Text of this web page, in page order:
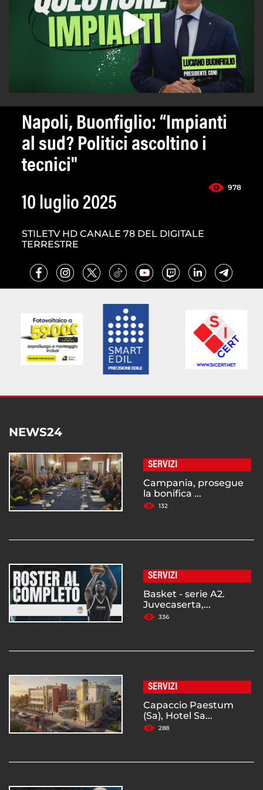
Napoli, Buonfiglio: “Impianti
al sud? Politici ascoltino i
tecnici"
978
10 luglio 2025
STILETV HD CANALE 78 DEL DIGITALE
TERRESTRE
NEWS24
SERVIZI
Campania, prosegue
la bonifica ...
132
SERVIZI
Basket - serie A2.
Juvecaserta,...
336
SERVIZI
Capaccio Paestum
(Sa), Hotel Sa...
288